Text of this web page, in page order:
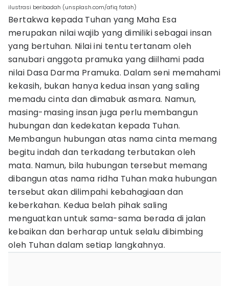
ilustrasi beribadah (unsplash.com/afiq fatah)
Bertakwa kepada Tuhan yang Maha Esa
merupakan nilai wajib yang dimiliki sebagai insan
yang bertuhan. Nilai ini tentu tertanam oleh
sanubari anggota pramuka yang diilhami pada
nilai Dasa Darma Pramuka. Dalam seni memahami
kekasih, bukan hanya kedua insan yang saling
memadu cinta dan dimabuk asmara. Namun,
masing-masing insan juga perlu membangun
hubungan dan kedekatan kepada Tuhan.
Membangun hubungan atas nama cinta memang
begitu indah dan terkadang terbutakan oleh
mata. Namun, bila hubungan tersebut memang
dibangun atas nama ridha Tuhan maka hubungan
tersebut akan dilimpahi kebahagiaan dan
keberkahan. Kedua belah pihak saling
menguatkan untuk sama-sama berada di jalan
kebaikan dan berharap untuk selalu dibimbing
oleh Tuhan dalam setiap langkahnya.